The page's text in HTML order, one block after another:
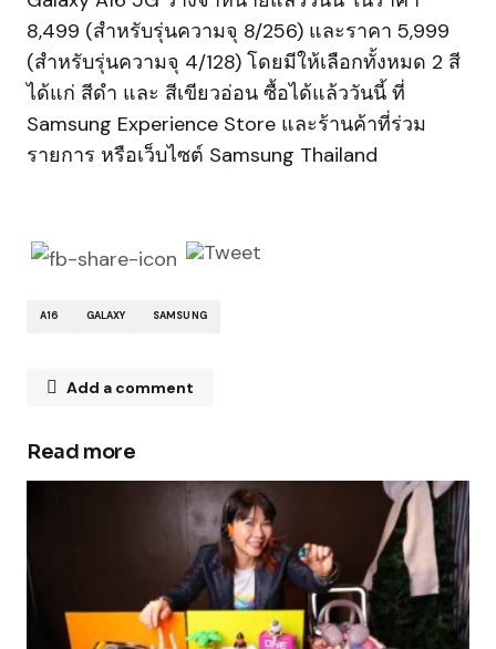
8,499 (สำหรับรุ่นความจุ 8/256) และราคา 5,999
(สำหรับรุ่นความจุ 4/128) โดยมีให้เลือกทั้งหมด 2 สี
ได้แก่ สีดำ และ สีเขียวอ่อน ซื้อได้แล้ววันนี้ ที่
Samsung Experience Store และร้านค้าที่ร่วม
รายการ หรือเว็บไซต์ Samsung Thailand
A16 GALAXY SAMSUNG
Add a comment
Your email address will not be published.
Required fields are marked*
Read more